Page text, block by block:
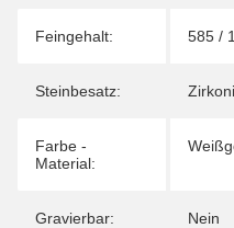
Feingehalt: 585 /
Steinbesatz:
Farbe -
Material:
Gravierbar: Nein